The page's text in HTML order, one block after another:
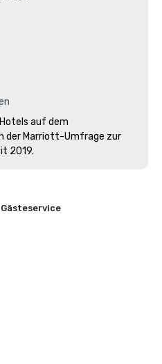
auf dem
der Marriott-Umfrage zur